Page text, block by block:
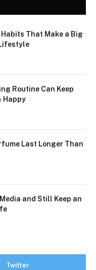
Habits That Make a Big
Routine Can Keep
Happy
Last Longer Than
and Still Keep an
Twitter